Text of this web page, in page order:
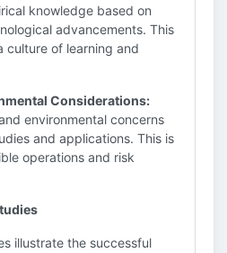
knowledge based on
advancements. This
culture of learning and
Considerations:
environmental concerns
and applications. This is
operations and risk
illustrate the successful